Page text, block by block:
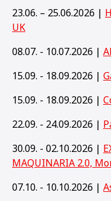
23.06. – 25.06.2026 |
UK
08.07. - 10.07.2026 |
15.09. - 18.09.2026 |
15.09. - 18.09.2026 |
22.09. - 24.09.2026 |
30.09. - 02.10.2026 |
MAQUINARIA 2.0,
07.10. - 10.10.2026 |